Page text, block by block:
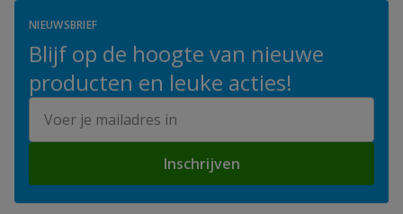
NIEUWSBRIEF
Blijf op de hoogte van nieuwe
producten en leuke acties!
Inschrijven